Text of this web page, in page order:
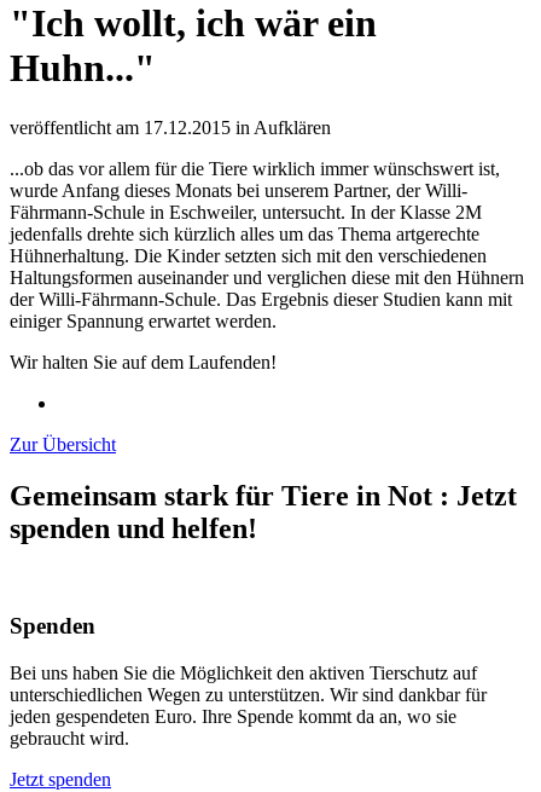
"Ich wollt, ich wär ein
Huhn..."
veröffentlicht am 17.12.2015 in Aufklären
...ob das vor allem für die Tiere wirklich immer wünschswert ist,
wurde Anfang dieses Monats bei unserem Partner, der Willi-
Fährmann-Schule in Eschweiler, untersucht. In der Klasse 2M
jedenfalls drehte sich kürzlich alles um das Thema artgerechte
Hühnerhaltung. Die Kindersetzten sich mit den verschiedenen
Haltungsformen auseinander und verglichen diese mit den Hühnern
der Willi-Fährmann-Schule. Das Ergebnis dieser Studien kann mit
einiger Spannung erwartet werden.
Wir halten Sie auf dem Laufenden!
Zur Übersicht
Gemeinsam stark für Tiere in Not : Jetzt
spenden und helfen!
Spenden
Bei uns haben Sie die Möglichkeit den aktiven Tierschutz auf
unterschiedlichen Wegen zu unterstützen. Wir sind dankbar für
jeden gespendeten Euro. Ihre Spende kommt da an, wo sie
gebraucht wird.
Jetzt spenden